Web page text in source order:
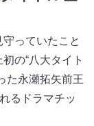
っていたこと
の“八大タイト
た永瀬拓矢前王
るドラマチッ